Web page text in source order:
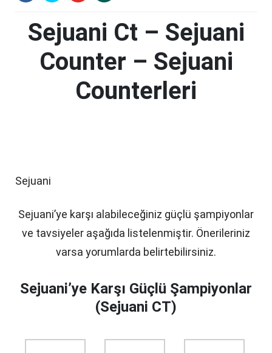
Sejuani Ct – Sejuani
Counter – Sejuani
Counterleri
Sejuani
Sejuani’ye karşı alabileceğiniz güçlü şampiyonlar
ve tavsiyeler aşağıda listelenmiştir. Önerileriniz
varsa yorumlarda belirtebilirsiniz.
Sejuani’ye Karşı Güçlü Şampiyonlar
(Sejuani CT)